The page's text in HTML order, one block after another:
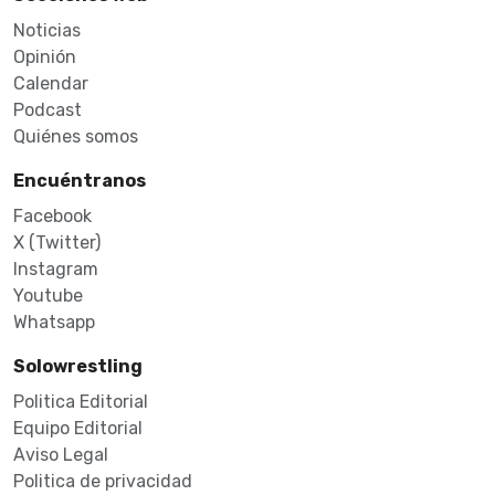
Noticias
Opinión
Calendar
Podcast
Quiénes somos
Encuéntranos
Facebook
X (Twitter)
Instagram
Youtube
Whatsapp
Solowrestling
Politica Editorial
Equipo Editorial
Aviso Legal
Politica de privacidad